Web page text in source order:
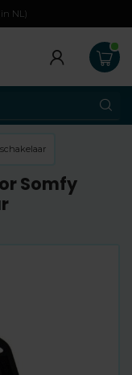
NL)
Somfy